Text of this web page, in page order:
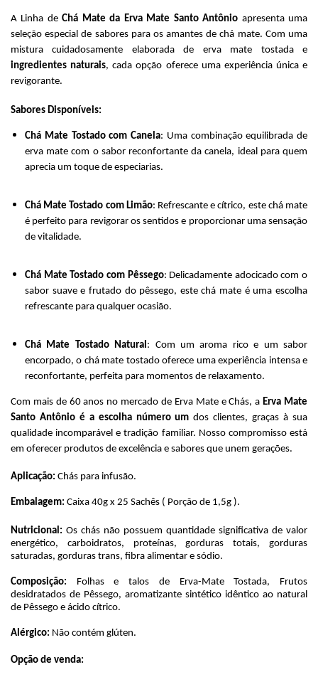
A Linha deChá Mate da Erva Mate Santo Antônio apresenta uma
seleção especial de sabores para os amantes de chá mate. Com uma
mistura cuidadosamente elaborada de erva mate tostada e
ingredientes naturais, cada opção oferece uma experiência única e
revigorante.
Sabores Disponíveis:
Chá Mate Tostado com Canela: Uma combinação equilibrada de
erva mate com o sabor reconfortante da canela, ideal para quem
aprecia um toque de especiarias.
Chá Mate Tostado com Limão: Refrescante e cítrico, este chá mate
é perfeito para revigorar os sentidos e proporcionar uma sensação
de vitalidade.
Chá Mate Tostado com Pêssego: Delicadamente adocicado com o
sabor suave e frutado do pêssego, este chá mate é uma escolha
refrescante para qualquer ocasião.
Chá Mate Tostado Natural : Com um aroma rico e um sabor
encorpado, o chá mate tostado oferece uma experiência intensa e
reconfortante, perfeita para momentos de relaxamento.
Com mais de 60 anos no mercado de Erva Mate e Chás, a Erva Mate
Santo Antônio é a escolha número um dos clientes, graças à sua
qualidade incomparável e tradição familiar. Nosso compromisso está
em oferecer produtos de excelência e sabores que unem gerações.
Aplicação: Chás para infusão.
Embalagem: Caixa 40g x 25 Sachês ( Porção de 1,5g ).
Nutricional: Os chás não possuem quantidade significativa de valor
energético, carboidratos, proteínas, gorduras totais, gorduras
saturadas, gorduras trans, fibra alimentar e sódio.
Composição: Folhas e talos de Erva-Mate Tostada, Frutos
desidratados de Pêssego, aromatizante sintético idêntico ao natural
de Pêssego e ácido cítrico.
Alérgico: Não contém glúten.
Opção de venda: